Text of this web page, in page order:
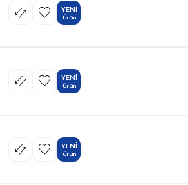
YENI
Ürün
YENI
Ürün
YENI
Ürün